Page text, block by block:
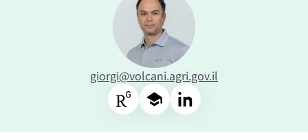
giorgi@volcani.agri.gov.il